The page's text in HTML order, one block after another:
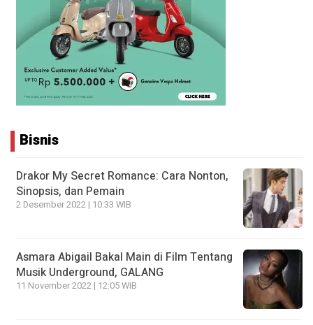
Bisnis
Drakor My Secret Romance: Cara Nonton,
Sinopsis, dan Pemain
2 Desember 2022 | 10:33 WIB
Asmara Abigail Bakal Main di Film Tentang
Musik Underground, GALANG
11 November 2022 | 12:05 WIB